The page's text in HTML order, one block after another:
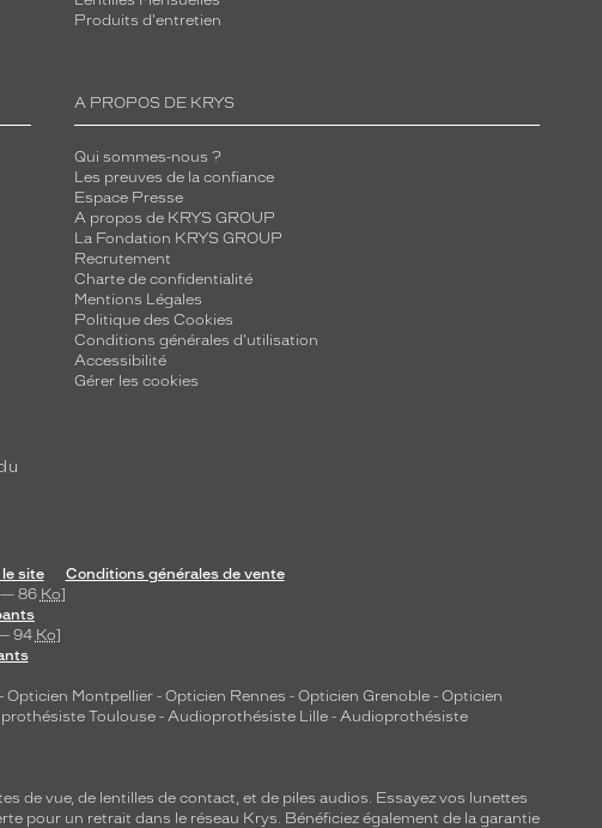
Produits d'entretien
A PROPOS DE KRYS
Qui sommes-nous ?
Les preuves de la confiance
Espace Presse
A propos de KRYS GROUP
La Fondation KRYS GROUP
Recrutement
Charte de confidentialité
Mentions Légales
Politique des Cookies
Conditions générales d'utilisation
Accessibilité
Gérer les cookies
site
Conditions générales de vente
86 Ko]
94 Ko]
- Opticien Montpellier - Opticien Rennes - Opticien Grenoble - Opticien
Toulouse - Audioprothésiste Lille - Audioprothésiste
de vue, de lentilles de contact, et de piles audios. Essayez vos lunettes
pour un retrait dans le réseau Krys. Bénéficiez également de la garantie